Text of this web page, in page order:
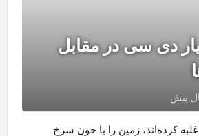
دی سی در مقابل
کرده‌اند، زمین را با خون سرخ